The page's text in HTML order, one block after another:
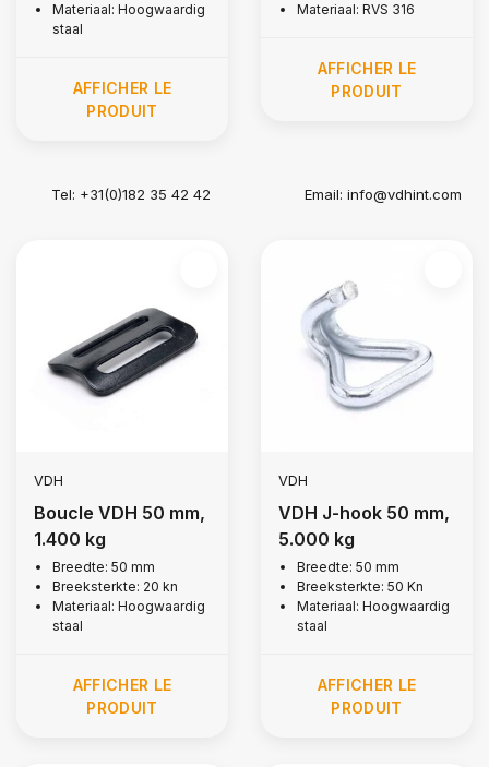
Materiaal: Hoogwaardig
staal
AFFICHER LE
PRODUIT
Materiaal: RVS 316
AFFICHER LE
PRODUIT
Tel: +31(0)182 35 42 42 Email:info@vdhint.com
VDH
Boucle VDH 50 mm,
1.400 kg
Breedte: 50 mm
Breeksterkte: 20 kn
Materiaal: Hoogwaardig
staal
AFFICHER LE
PRODUIT
VDH
VDH J-hook 50 mm,
5.000 kg
Breedte: 50 mm
Breeksterkte: 50 Kn
Materiaal: Hoogwaardig
staal
AFFICHER LE
PRODUIT